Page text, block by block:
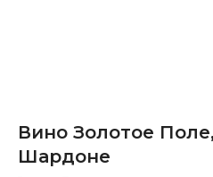
Вино Золотое
Шардоне